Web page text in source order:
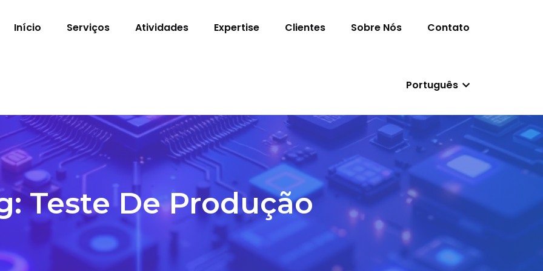
Início Serviços Atividades Expertise Clientes Sobre Nós Contato
Português
Teste De Produção